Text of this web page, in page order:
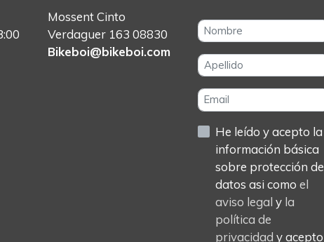
Mossent Cinto
Verdaguer 163 08830
Bikeboi@bikeboi.com
He leído y acepto la
información básica
sobre protección de
datos asi comoel
aviso legaly la
política de
privacidady acepto